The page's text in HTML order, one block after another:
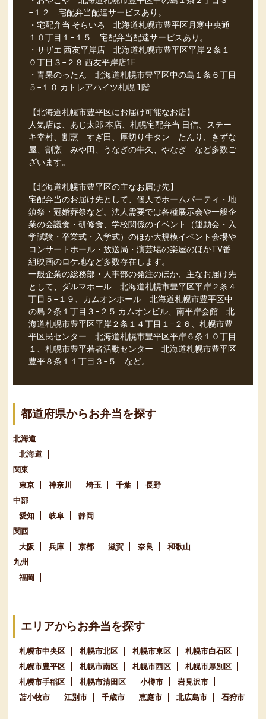
−１２ 宅配弁当配達サービスあり。
・宅配弁当 そらいろ 北海道札幌市豊平区月寒中央通
１０丁目１−１５ 宅配弁当配達サービスあり。
・サザエ 西友平岸店 北海道札幌市豊平区平岸２条１
０丁目３−２８ 西友平岸店1F
・青果のったん 北海道札幌市豊平区中の島１条６丁目
５−１０ カトレアハイツ札幌 1階
【北海道札幌市豊平区にお届け可能なお店】
人気店は、あじ太郎 本店、札幌宅配弁当 日信、ステー
キ幸村、割烹 すぎ田、厚切り牛タン たんり、きずな
屋、割烹 みや田、うなぎの牛久、やなぎ など多数ご
ざいます。
【北海道札幌市豊平区の主なお届け先】
宅配弁当のお届け先として、個人でホームパーティ・地
鎮祭・冠婚葬祭など。法人需要では各種展示会や一般企
業の会議食・研修食、学校関係のイベント（運動会・入
学試験・卒業式・入学式）のほか大規模イベント会場や
コンサートホール・放送局・演芸場の楽屋のほかTV番
組映画のロケ地など多数存在します。
一般企業の総務部・人事部の発注のほか、主なお届け先
として、ダルマホール 北海道札幌市豊平区平岸２条４
丁目５−１９、カムオンホール 北海道札幌市豊平区中
の島２条１丁目３−２５ カムオンビル、南平岸会館 北
海道札幌市豊平区平岸２条１４丁目１−２６、札幌市豊
平区民センター 北海道札幌市豊平区平岸６条１０丁目
１、札幌市豊平若者活動センター 北海道札幌市豊平区
豊平８条１１丁目３−５ など。
都道府県からお弁当を探す
北海道
北海道
関東
東京
神奈川 埼玉 千葉
長野
中部
愛知
岐阜
静岡
関西
大阪
兵庫 京都 滋賀 奈良
和歌山
九州
福岡
エリアからお弁当を探す
札幌市中央区 札幌市北区 札幌市東区
札幌市白石区
札幌市豊平区
札幌市南区 札幌市西区
札幌市厚別区
札幌市手稲区
札幌市清田区 小樽市
岩見沢市
苫小牧市
江別市 千歳市 恵庭市 北広島市 石狩市